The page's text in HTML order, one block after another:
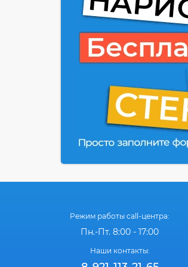
Режим работы call-центра:
Пн.-Пт. 8:00 - 17:00
Наши контакты: